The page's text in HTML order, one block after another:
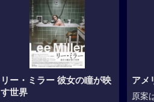
リー・ミラー 彼女の瞳が映
す世界
アメ
原案